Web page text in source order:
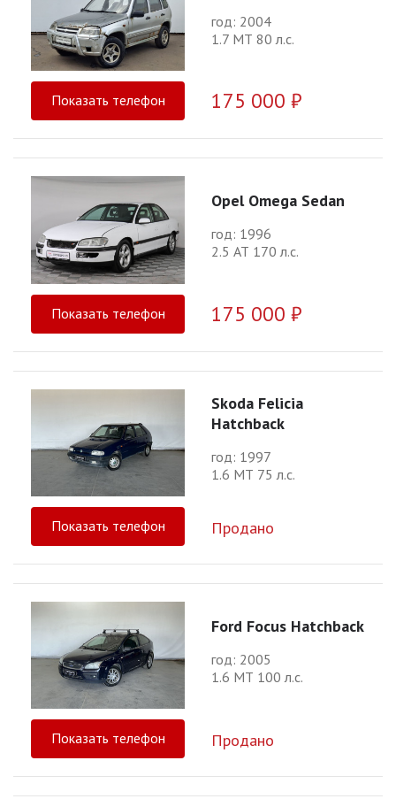
год: 2004
1.7 МТ 80 л.с.
Показать телефон 175 000 ₽
Opel Omega Sedan
год: 1996
2.5 АТ 170 л.с.
Показать телефон 175 000 ₽
Skoda Felicia
Hatchback
год: 1997
1.6 МТ 75 л.с.
Показать телефон Продано
Ford Focus Hatchback
год: 2005
1.6 МТ 100 л.с.
Показать телефон Продано